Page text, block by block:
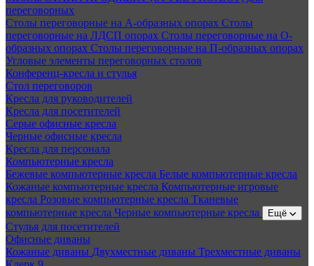
переговорных
Столы переговорные на А-образных опорах Столы
переговорные на ЛДСП опорах Столы переговорные на О-
образных опорах Столы переговорные на П-образных опорах
Угловые элементы переговорных столов
Конференц-кресла и стулья
Стол переговоров
Кресла для руководителей
Кресла для посетителей
Серые офисные кресла
Черные офисные кресла
Кресла для персонала
Компьютерные кресла
Бежевые компьютерные кресла Белые компьютерные кресла
Кожаные компьютерные кресла Компьютерные игровые
кресла Розовые компьютерные кресла Тканевые
компьютерные кресла Черные компьютерные кресла Ещё
Стулья для посетителей
Офисные диваны
Кожаные диваны Двухместные диваны Трехместные диваны